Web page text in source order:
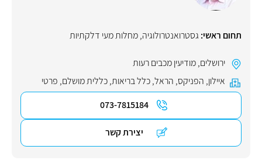
תחום ראשי: גסטרואנטרולוגיה,מחלות מעי דלקתיות
ירושלים,מודיעין מכבים רעות
איילון, הפניקס, הראל,כלל בריאות,כללית מושלם, פרטי
073-7815184
יצירת קשר